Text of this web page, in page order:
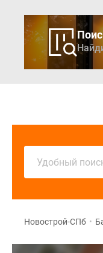
Удобный
Новострой-СПб •